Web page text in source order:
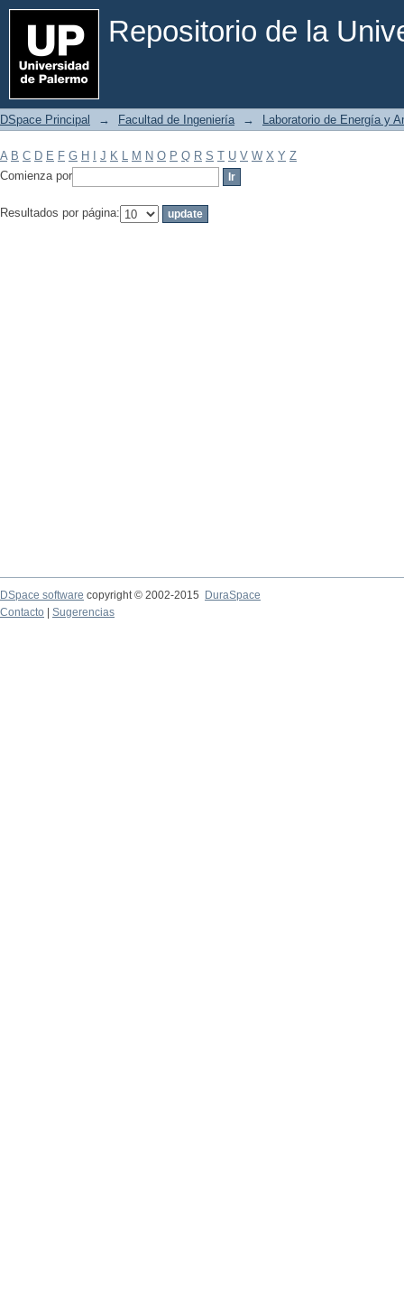
Repositorio de la
Filtrar por: Materia
DSpace Principal → Facultad de Ingeniería → Laboratorio de Energía y
A B C D E F G H J K L M N O P Q R S T U V W X Y Z
Comienza por
Resultados por página:
DSpace software copyright © 2002-2015
DuraSpace
Contacto
Sugerencias